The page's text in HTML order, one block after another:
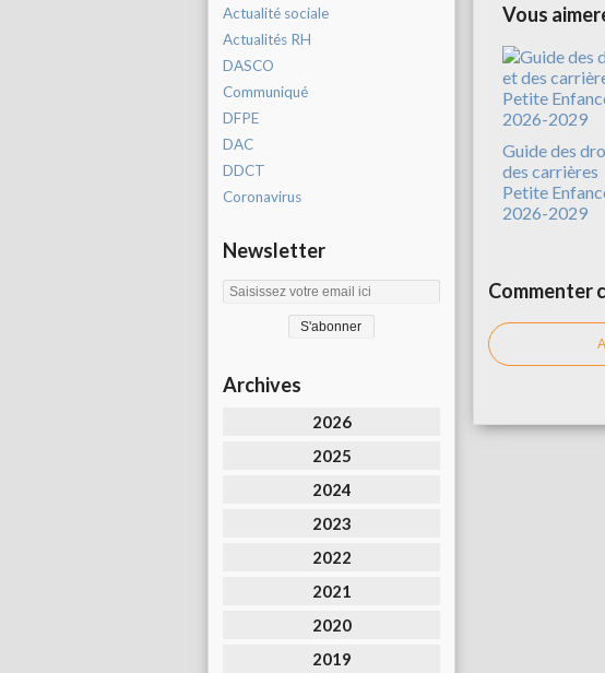
Actualité sociale
Actualités RH
DASCO
Communiqué
DFPE
DAC
DDCT
Coronavirus
Newsletter
Archives
2026
2025
2024
2023
2022
2021
2020
2019
Vous
Guide des
des carrières
Petite
2026-2029
Commenter